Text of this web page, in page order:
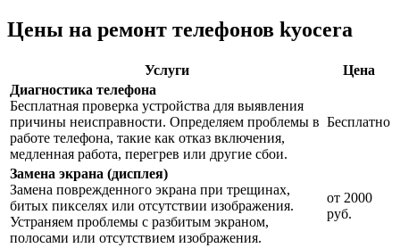
Цены на ремонт телефонов kyocera
Услуги
Цена
Диагностика телефона
Бесплатная проверка устройства для выявления
причины неисправности. Определяем проблемы в
работе телефона, такие как отказ включения,
медленная работа, перегрев или другие сбои.
Бесплатно
Замена экрана (дисплея)
Замена поврежденного экрана при трещинах,
битых пикселях или отсутствии изображения.
Устраняем проблемы с разбитым экраном,
полосами или отсутствием изображения.
от 2000
руб.